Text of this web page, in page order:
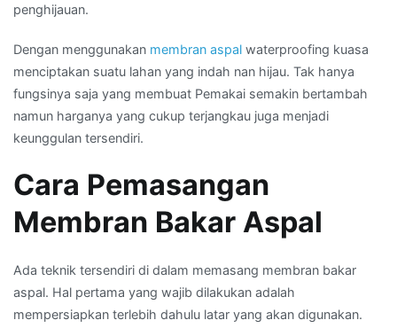
penghijauan.
Dengan menggunakan membran aspal waterproofing kuasa
menciptakan suatu lahan yang indah nan hijau. Tak hanya
fungsinya saja yang membuat Pemakai semakin bertambah
namun harganya yang cukup terjangkau juga menjadi
keunggulan tersendiri.
Cara Pemasangan
Membran Bakar Aspal
Ada teknik tersendiri di dalam memasang membran bakar
aspal. Hal pertama yang wajib dilakukan adalah
mempersiapkan terlebih dahulu latar yang akan digunakan.